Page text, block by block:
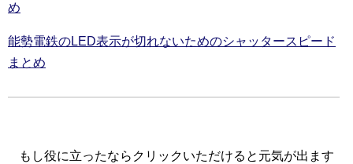
め
能勢電鉄のLED表示が切れないためのシャッタースピード
まとめ
もし役に立ったならクリックいただけると元気が出ます